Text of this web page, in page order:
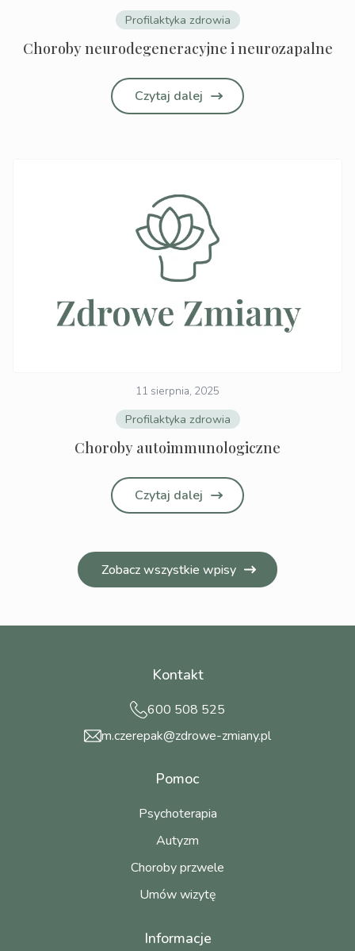
Profilaktyka zdrowia
Choroby neurodegeneracyjne i neurozapalne
Czytaj dalej
11 sierpnia, 2025
Profilaktyka zdrowia
Choroby autoimmunologiczne
Czytaj dalej
Zobacz wszystkie wpisy
Kontakt
600 508 525
m.czerepak@zdrowe-zmiany.pl
Pomoc
Psychoterapia
Autyzm
Choroby przwele
Umów wizytę
Informacje